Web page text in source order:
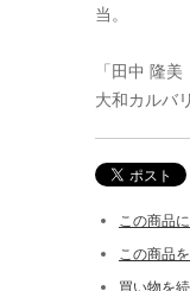
当。
「田中 隆
大和カルバ
この商品
この商品
買い物を